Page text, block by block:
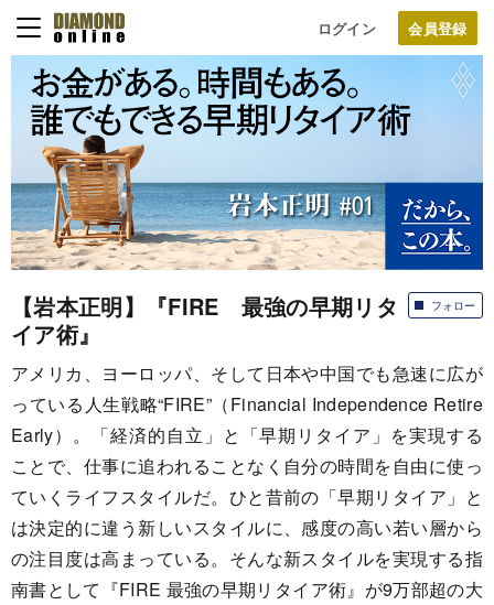
ログイン
フォロー
【岩本正明】『FIRE 最強の早期リタ
イア術』
アメリカ、ヨーロッパ、そして日本や中国でも急速に広が
っている人生戦略“FIRE”（Financial Independence Retire
Early）。「経済的自立」と「早期リタイア」を実現する
ことで、仕事に追われることなく自分の時間を自由に使っ
ていくライフスタイルだ。ひと昔前の「早期リタイア」と
は決定的に違う新しいスタイルに、感度の高い若い層から
の注目度は高まっている。そんな新スタイルを実現する指
南書として『FIRE 最強の早期リタイア術』が9万部超の大